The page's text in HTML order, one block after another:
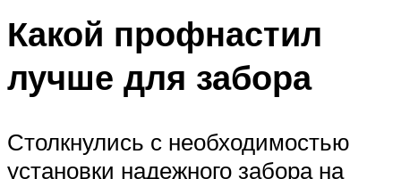
Какой профнастил
лучше для забора
Столкнулись с необходимостью
установки надежного забора на